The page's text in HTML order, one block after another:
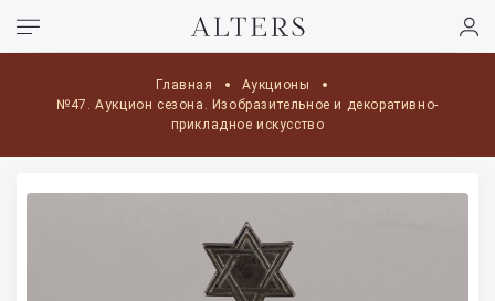
Главная
Аукционы
№47. Аукцион сезона. Изобразительное и декоративно-
прикладное искусство